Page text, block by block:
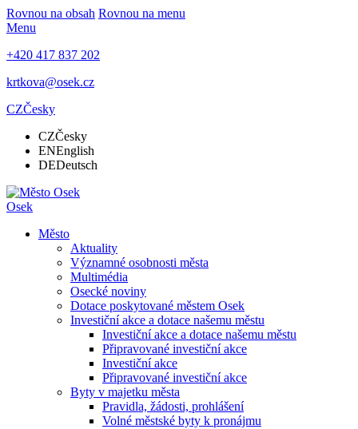
Rovnou na obsah Rovnou na menu
Menu
+420 417 837 202
krtkova@osek.cz
CZČesky
CZČesky
ENEnglish
DEDeutsch
Osek
Město
Aktuality
Významné osobnosti města
Multimédia
Osecké noviny
Dotace poskytované městem Osek
Investiční akce a dotace našemu městu
Investiční akce a dotace našemu městu
Připravované investiční akce
Investiční akce
Připravované investiční akce
Byty v majetku města
Pravidla, žádosti, prohlášení
Volné městské byty k pronájmu